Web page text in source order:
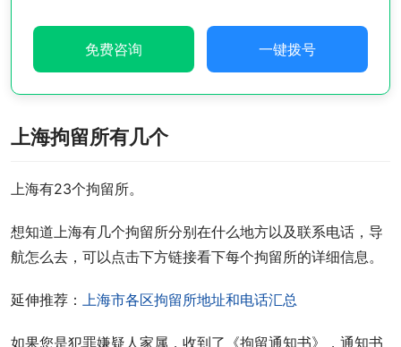
免费咨询 一键拨号
上海拘留所有几个
上海有23个拘留所。
想知道上海有几个拘留所分别在什么地方以及联系电话，导
航怎么去，可以点击下方链接看下每个拘留所的详细信息。
延伸推荐： 上海市各区拘留所地址和电话汇总
如果您是犯罪嫌疑人家属，收到了《拘留通知书》，通知书